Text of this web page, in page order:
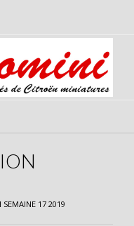
SEMAINE 17 2019